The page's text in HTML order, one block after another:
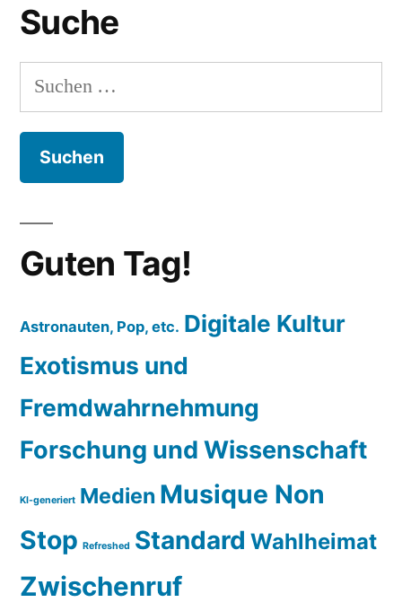
Suche
Suchen
nach:
Guten Tag!
Astronauten, Pop, etc. Digitale Kultur
Exotismus und
Fremdwahrnehmung
Forschung und Wissenschaft
KI-generiert Medien Musique Non
Stop Refreshed Standard Wahlheimat
Zwischenruf